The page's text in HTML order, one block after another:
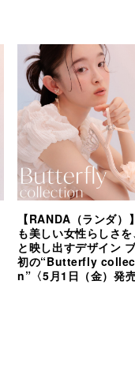
【RANDA（ランダ）
も美しい女性らしさ
と映し出すデザイン
初の“Butterfly
n”〈5月1日（金）発